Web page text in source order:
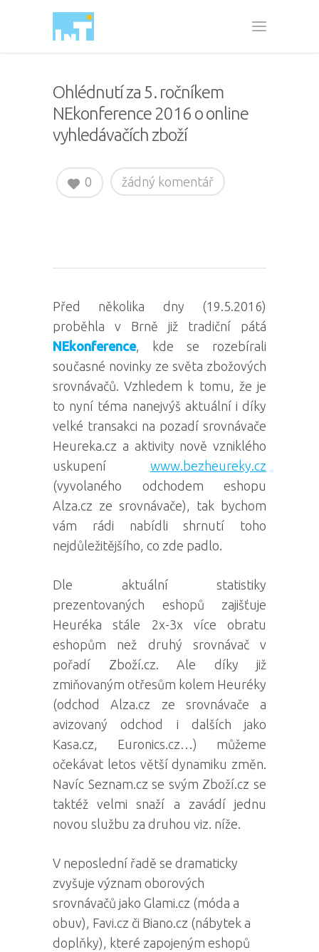
Ohlédnutí za 5. ročníkem
NEkonference 2016 o online
vyhledávačích zboží
žádný komentář
0
Před několika dny (19.5.2016)
proběhla v Brně již tradiční pátá
NEkonference, kde se rozebírali
současné novinky ze světa zbožových
srovnávačů. Vzhledem k tomu, že je
to nyní téma nanejvýš aktuální i díky
velké transakci na pozadí srovnávače
Heureka.cz a aktivity nově vzniklého
uskupení www.bezheureky.cz
(vyvolaného odchodem eshopu
Alza.cz ze srovnávače), tak bychom
vám rádi nabídli shrnutí toho
nejdůležitějšího, co zde padlo.
Dle aktuální statistiky
prezentovaných eshopů zajišťuje
Heuréka stále 2x-3x více obratu
eshopům než druhý srovnávač v
pořadí Zboží.cz. Ale díky již
zmiňovaným otřesům kolem Heuréky
(odchod Alza.cz ze srovnávače a
avizovaný odchod i dalších jako
Kasa.cz, Euronics.cz…) můžeme
očekávat letos větší dynamiku změn.
Navíc Seznam.cz se svým Zboží.cz se
taktéž velmi snaží a zavádí jednu
novou službu za druhou viz. níže.
V neposlední řadě se dramaticky
zvyšuje význam oborových
srovnávačů jako Glami.cz (móda a
obuv), Favi.cz či Biano.cz (nábytek a
doplňky), které zapojeným eshopů